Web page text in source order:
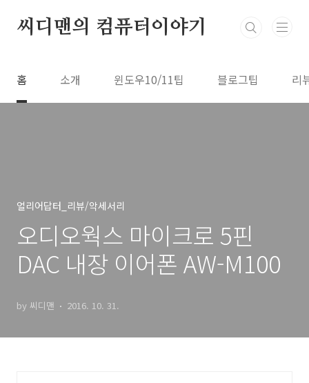
씨디맨의 컴퓨터이야기
홈 소개 윈도우10/11팁 블로그팁 리
얼리어답터_리뷰/악세서리
오디오웍스 마이크로 5핀
DAC 내장 이어폰 AW-M100
by 씨디맨 2016. 10. 31.